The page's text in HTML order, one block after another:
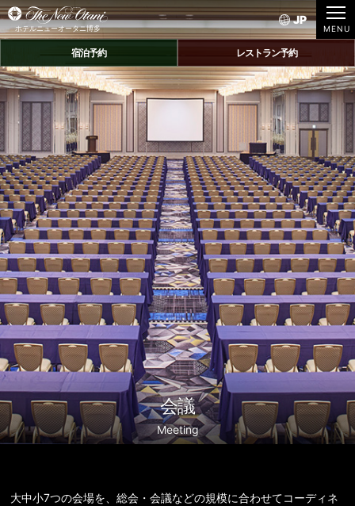
ホテルニューオータニ博多
JP
宿泊予約 レストラン予約
会議
Meeting
大中小7つの会場を、総会・会議などの規模に合わせてコーディネ